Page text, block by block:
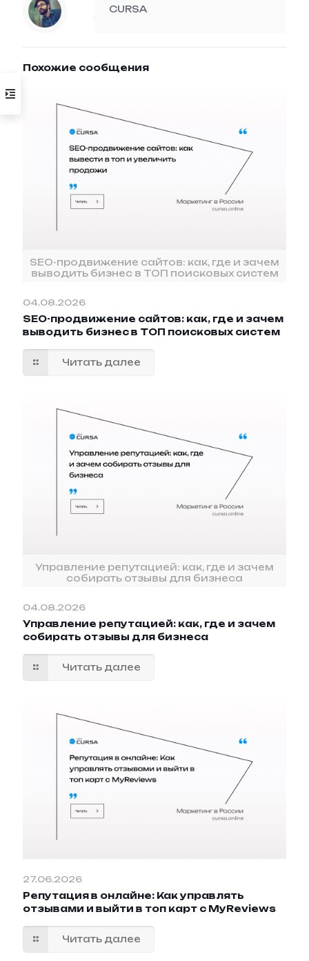
CURSA
Похожие сообщения
SEO-продвижение сайтов: как, где и зачем
выводить бизнес в ТОП поисковых систем
04.08.2026
SEO-продвижение сайтов: как, где и зачем
выводить бизнес в ТОП поисковых систем
Читать далее
Управление репутацией: как, где и зачем
собирать отзывы для бизнеса
04.08.2026
Управление репутацией: как, где и зачем
собирать отзывы для бизнеса
Читать далее
27.06.2026
Репутация в онлайне: Как управлять
отзывами и выйти в топ карт с MyReviews
Читать далее